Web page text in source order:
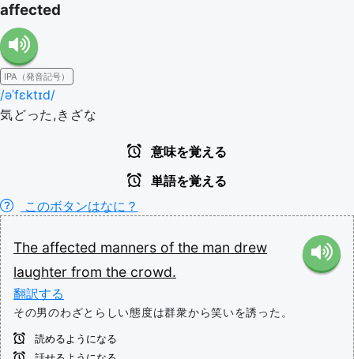
affected
IPA（発音記号）
/əˈfɛktɪd/
気どった,きざな
意味を覚える
単語を覚える
このボタンはなに？
The affected manners of the man drew
laughter from the crowd.
翻訳する
その男のわざとらしい態度は群衆から笑いを誘った。
読めるようになる